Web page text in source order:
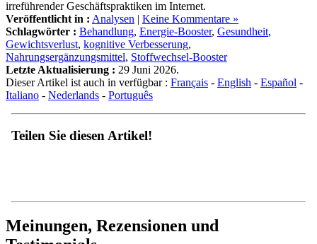
Veröffentlicht in :Analysen|Keine Kommentare »
Schlagwörter : Behandlung , Energie-Booster,Gesundheit
Gewichtsverlust ,kognitive Verbesserung,
Nahrungsergänzungsmittel ,Stoffwechsel-Booster
Letzte Aktualisierung :29 Juni 2026.
Dieser Artikel ist auch in verfügbar :Français
Italiano-Nederlands-Português
Testimonials